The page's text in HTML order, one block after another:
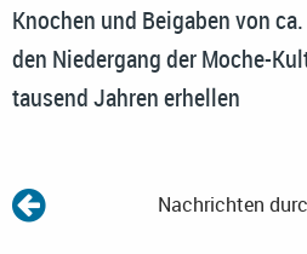
Knochen und Beigaben von
den Niedergang der Moche-
tausend Jahren erhellen
Nachrichten